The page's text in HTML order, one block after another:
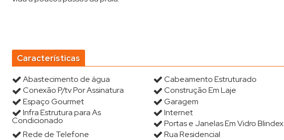
Características
Abastecimento de água Cabeamento Estruturado
Conexão P/tv Por Assinatura
Construção Em Laje
Espaço Gourmet
Garagem
Infra Estrutura para As
Condicionado
Internet
Portas e Janelas Em Vidro Blindex
Rede de Telefone
Rua Residencial